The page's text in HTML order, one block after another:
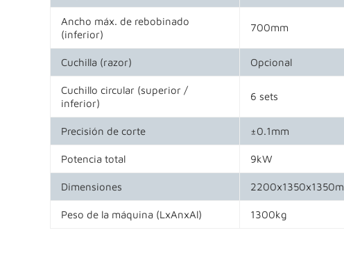
Ancho máx. de rebobinado
(inferior)
700mm
Cuchilla (razor) Opcional
Cuchillo circular (superior /
inferior)
6 sets
Precisión de corte ±0.1mm
Potencia total 9kW
Dimensiones
Peso de la máquina (LxAnxAl) 1300kg